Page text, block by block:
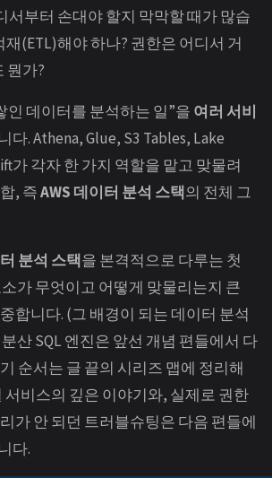
서부터 손대야 할지 막막할 때가 많습
재(ETL)해야 하나? 권한은 어디서 거
뭔가?
인 데이터를 분석하는 일”을 여러 서비
다. Athena, Glue, S3 Tables, Lake
가 각자 한 가지 역할을 맡고 맞물려
, 즉AWS 데이터 분석 스택의 전체 그
분석 스택을 본격적으로 다루는 첫
가 무엇이고 어떻게 맞물리는지 큰
합니다. (그 배경이 되는 데이터 분석
산 SQL 엔진은 앞선 개념 편들에서 다
순서는 글 끝의 시리즈 맵에 정리해
서비스의 깊은 이야기와, 실제로 권한
가 안 되던 트러블슈팅은 다음 편들에
다.